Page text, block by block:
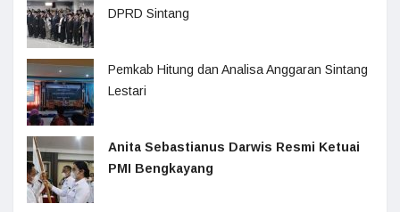
DPRD Sintang
Pemkab Hitung dan Analisa Anggaran Sintang
Lestari
Anita Sebastianus Darwis Resmi Ketuai
PMI Bengkayang